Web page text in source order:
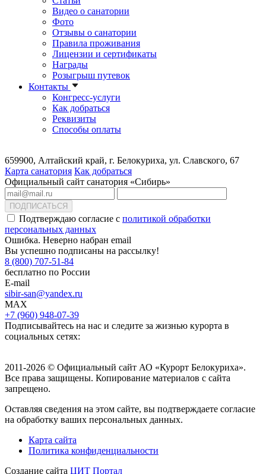
Видео о санатории
Фото
Отзывы о санатории
Правила проживания
Лицензии и сертификаты
Награды
Розыгрыш путевок
Контакты
Конгресс-услуги
Как добраться
Реквизиты
Способы оплаты
659900, Алтайский край, г. Белокуриха, ул. Славского, 67
Карта санатория Как добраться
Официальный сайт санатория «Сибирь»
ПОДПИСАТЬСЯ
Подтверждаю согласие с политикой обработки
персональных данных
Ошибка. Неверно набран email
Вы успешно подписаны на рассылку!
8 (800) 707-51-84
бесплатно по России
E-mail
sibir-san@yandex.ru
MAX
+7 (960) 948-07-39
Подписывайтесь на нас и следите за жизнью курорта в
социальных сетях:
2011-2026 © Официальный сайт АО «Курорт Белокуриха».
Все права защищены. Копирование материалов с сайта
запрещено.
Оставляя сведения на этом сайте, вы подтверждаете согласие
на обработку ваших персональных данных.
Карта сайта
Политика конфиденциальности
Создание сайта ЦИТ Портал